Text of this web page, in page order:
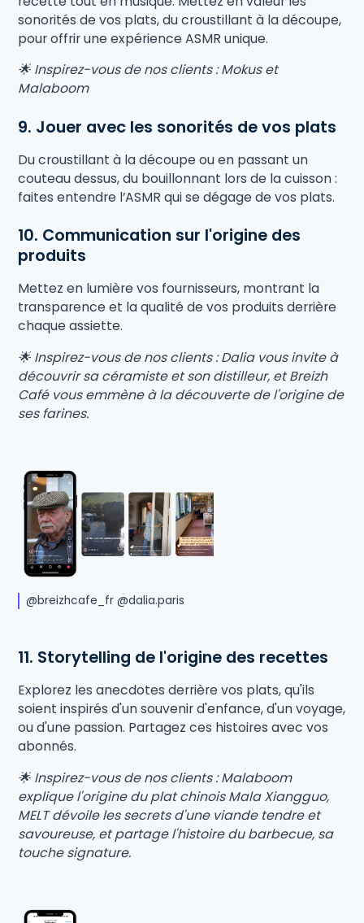
sonorités de vos plats, du croustillant à la découpe,
pour offrir une expérience ASMR unique.
🌟 Inspirez-vous de nos clients : Mokus et
Malaboom
9. Jouer avec les sonorités de vos plats
Du croustillant à la découpe ou en passant un
couteau dessus, du bouillonnant lors de la cuisson :
faites entendre l’ASMR qui se dégage de vos plats.
10. Communication sur l'origine des
produits
Mettez en lumière vos fournisseurs, montrant la
transparence et la qualité de vos produits derrière
chaque assiette.
🌟 Inspirez-vous de nos clients : Dalia vous invite à
découvrir sa céramiste et son distilleur, et Breizh
Café vous emmène à la découverte de l'origine de
ses farines.
@breizhcafe_fr @dalia.paris
11. Storytelling de l'origine des recettes
Explorez les anecdotes derrière vos plats, qu'ils
soient inspirés d'un souvenir d'enfance, d'un voyage,
ou d'une passion. Partagez ces histoires avec vos
abonnés.
🌟 Inspirez-vous de nos clients : Malaboom
explique l'origine du plat chinois Mala Xiangguo,
MELT dévoile les secrets d'une viande tendre et
savoureuse, et partage l'histoire du barbecue, sa
touche signature.